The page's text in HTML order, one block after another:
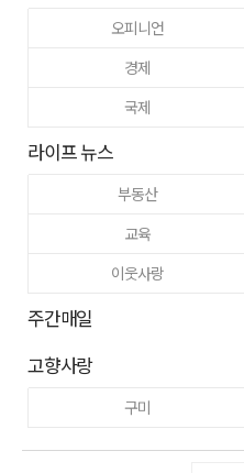
오피니언
경제
국제
라이프 뉴스
부동산
교육
이웃사랑
주간매일
고향사랑
구미